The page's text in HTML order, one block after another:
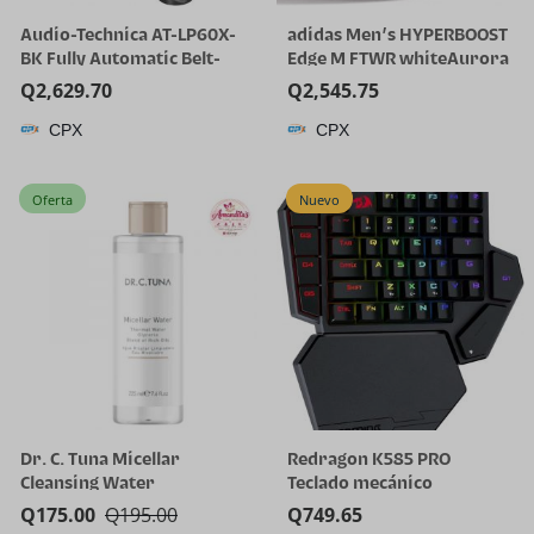
Audio-Technica AT-LP60X-
BK Fully Automatic Belt-
Drive Stereo Turntable,
Black, Hi-Fi, 2 Speed, Dust
Cover, Anti-Resonance,
Cover, Anti-Resonance,
Q2,629.70
CPX
adidas Men’s HYPERBOOST
Edge M FTWR whiteAurora
Onix/Solar Turbo 11 US
Multi
Q2,545.75
CPX
Oferta
Dr. C. Tuna Micellar
Cleansing Water
Q195.00
Q175.00
Nuevo
Redragon K585 PRO
Teclado mecánico
inalámbrico con una sola
mano, 42 teclas, 3 modos
Q749.65